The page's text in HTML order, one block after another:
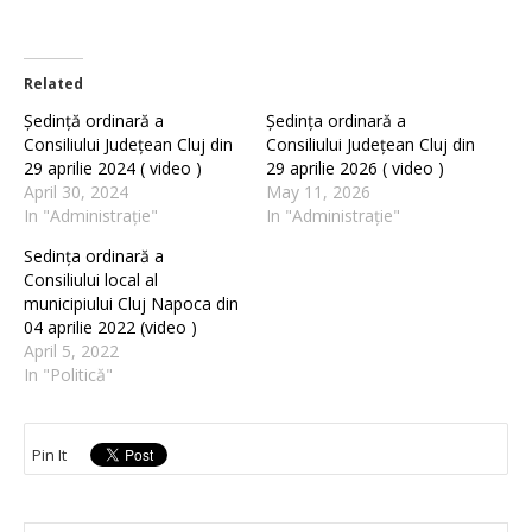
Related
Ședință ordinară a
Consiliului Județean Cluj din
29 aprilie 2024 ( video )
April 30, 2024
In "Administrație"
Ședința ordinară a
Consiliului Județean Cluj din
29 aprilie 2026 ( video )
May 11, 2026
In "Administrație"
Sedința ordinară a
Consiliului local al
municipiului Cluj Napoca din
04 aprilie 2022 (video )
April 5, 2022
In "Politică"
Pin It